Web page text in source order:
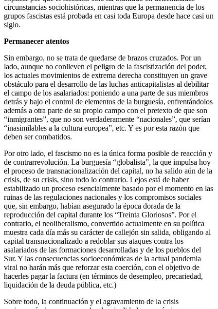
circunstancias sociohistóricas, mientras que la permanencia de los
grupos fascistas está probada en casi toda Europa desde hace casi un
siglo.
Permanecer atentos
Sin embargo, no se trata de quedarse de brazos cruzados. Por un
lado, aunque no conlleven el peligro de la fascistización del poder,
los actuales movimientos de extrema derecha constituyen un grave
obstáculo para el desarrollo de las luchas anticapitalistas al debilitar
el campo de los asalariados: poniendo a una parte de sus miembros
detrás y bajo el control de elementos de la burguesía, enfrentándolos
además a otra parte de su propio campo con el pretexto de que son
“inmigrantes”, que no son verdaderamente “nacionales”, que serían
“inasimilables a la cultura europea”, etc. Y es por esta razón que
deben ser combatidos.
Por otro lado, el fascismo no es la única forma posible de reacción y
de contrarrevolución. La burguesía “globalista”, la que impulsa hoy
el proceso de transnacionalización del capital, no ha salido aún de la
crisis, de su crisis, sino todo lo contrario. Lejos está de haber
estabilizado un proceso esencialmente basado por el momento en las
ruinas de las regulaciones nacionales y los compromisos sociales
que, sin embargo, habían asegurado la época dorada de la
reproducción del capital durante los “Treinta Gloriosos”. Por el
contrario, el neoliberalismo, convertido actualmente en su política
muestra cada día más su carácter de callejón sin salida, obligando al
capital transnacionalizado a redoblar sus ataques contra los
asalariados de las formaciones desarrolladas y de los pueblos del
Sur. Y las consecuencias socioeconómicas de la actual pandemia
viral no harán más que reforzar esta coerción, con el objetivo de
hacerles pagar la factura (en términos de desempleo, precariedad,
liquidación de la deuda pública, etc.)
Sobre todo, la continuación y el agravamiento de la crisis